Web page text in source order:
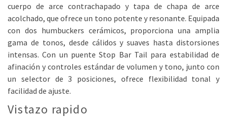
cuerpo de arce contrachapado y tapa de chapa de arce
acolchado, que ofrece un tono potente y resonante. Equipada
con dos humbuckers cerámicos, proporciona una amplia
gama de tonos, desde cálidos y suaves hasta distorsiones
intensas. Con un puente Stop Bar Tail para estabilidad de
afinación y controles estándar de volumen y tono, junto con
un selector de 3 posiciones, ofrece flexibilidad tonal y
facilidad de ajuste.
Vistazo rapido